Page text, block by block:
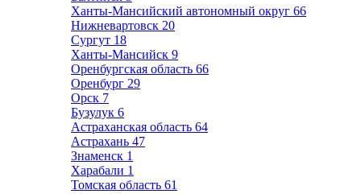
Ханты-Мансийский автономный округ 66
Нижневартовск 20
Сургут 18
Ханты-Мансийск 9
Оренбургская область 66
Оренбург 29
Орск 7
Бузулук 6
Астраханская область 64
Астрахань 47
Знаменск 1
Харабали 1
Томская область 61